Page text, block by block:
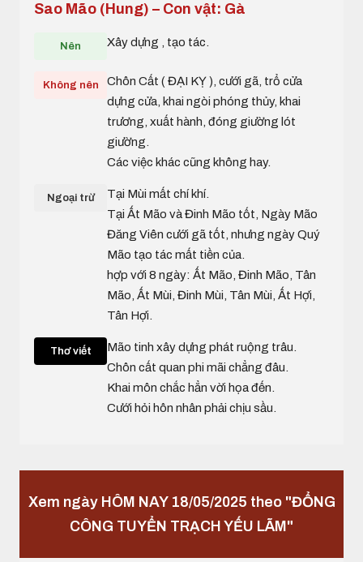
Sao Mão (Hung) – Con vật: Gà
Nên Xây dựng , tạo tác.
Không nên
Chôn Cất ( ĐẠI KỴ ), cưới gã, trổ cửa
dựng cửa, khai ngòi phóng thủy, khai
trương, xuất hành, đóng giường lót
giường.
Các việc khác cũng không hay.
Ngoại trừ
Tại Mùi mất chí khí.
Tại Ất Mão và Đinh Mão tốt, Ngày Mão
Đăng Viên cưới gã tốt, nhưng ngày Quý
Mão tạo tác mất tiền của.
hợp với 8 ngày: Ất Mão, Đinh Mão, Tân
Mão, Ất Mùi, Đinh Mùi, Tân Mùi, Ất Hợi,
Tân Hợi.
Thơ viết
Mão tinh xây dựng phát ruộng trâu.
Chôn cất quan phi mãi chẳng đâu.
Khai môn chắc hẳn vời họa đến.
Cưới hỏi hôn nhân phải chịu sầu.
Xem ngày HÔM NAY 18/05/2025 theo "ĐỔNG
CÔNG TUYỂN TRẠCH YẾU LÃM"